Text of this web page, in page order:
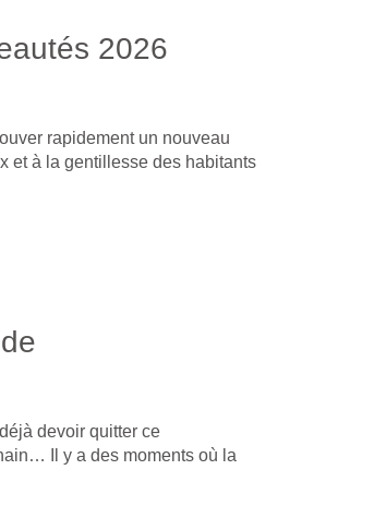
2026
rapidement un nouveau
et à la gentillesse des habitants
devoir quitter ce
Il y a des moments où la